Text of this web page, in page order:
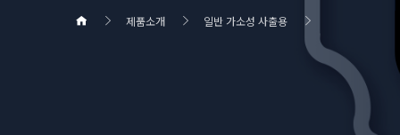
제품소개 일반 가소성 사출용